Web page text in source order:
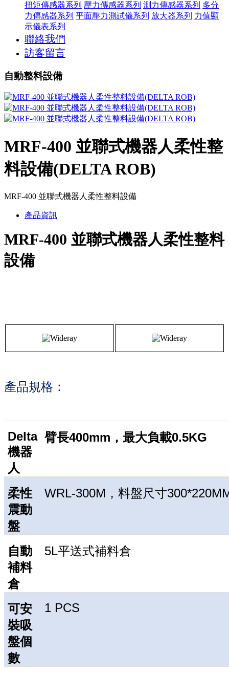
扭矩傳感器系列 壓力傳感器系列 測力傳感器系列 多分
力傳感器系列 平面壓力測試儀系列 放大器系列 力值顯
示儀表系列
聯絡我們
訪客留言
自動整料設備
MRF-400 並聯式機器人柔性整
料設備(DELTA ROB)
MRF-400 並聯式機器人柔性整料設備
產品資訊
MRF-400 並聯式機器人柔性整料
設備
產品規格：
Delta
機器
人
臂長400mm，最大負載0.5KG
柔性
震動
盤
WRL-300M，料盤尺寸
自動
補料
倉
5L平送式補料倉
可安
裝吸
盤個
數
1 PCS